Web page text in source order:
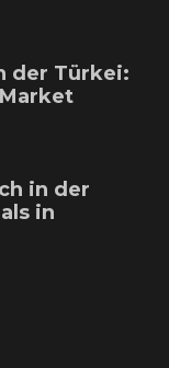
der Türkei:
Market
in der
in